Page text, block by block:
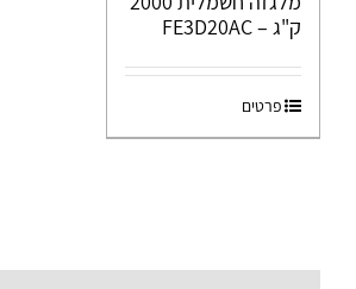
ק"ג – FE3D20AC
פרטים